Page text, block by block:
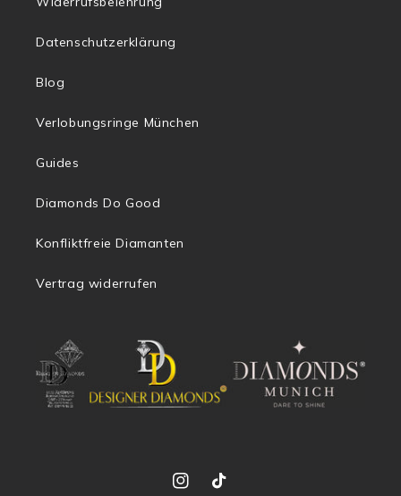
Datenschutzerklärung
Blog
Verlobungsringe München
Guides
Diamonds Do Good
Konfliktfreie Diamanten
Vertrag widerrufen
InstagramTikTok